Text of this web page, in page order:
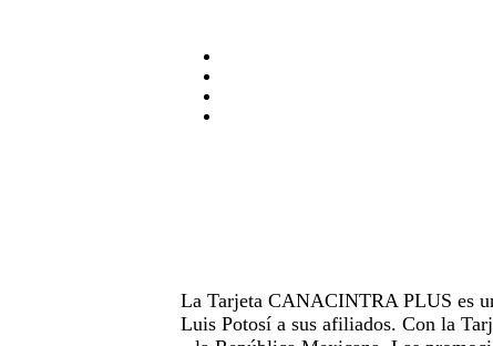
La Tarjeta CANACINTRA PLUS es
Luis Potosí a sus afiliados. Con la